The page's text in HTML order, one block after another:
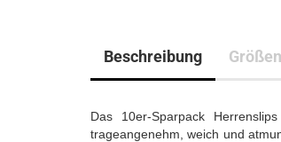
Beschreibung
Das 10er-Sparpack
trageangenehm, weich und